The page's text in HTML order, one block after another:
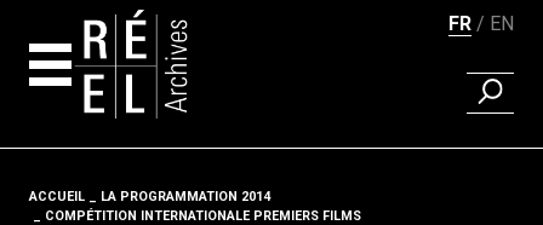
FR EN
Fil d'ariane
ACCUEIL
LA PROGRAMMATION 2014
COMPÉTITION INTERNATIONALE PREMIERS FILMS